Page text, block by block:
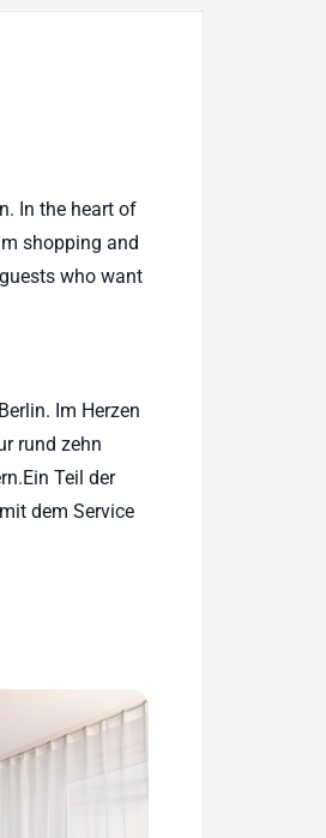
In the heart of
shopping and
who want
Im Herzen
rund zehn
Teil der
dem Service